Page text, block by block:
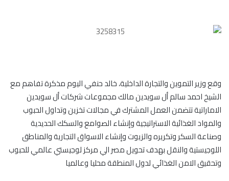
وقع وزير التموين والتجارة الداخلية، خالد حنفي اليوم مذكرة تفاهم مع
الشيخ احمد سالم أل سويدين مالك مجموعات شركات أل سويدين
الاماراتية تتضمن العمل المشترك في مجالات تخزين وتداول الحبوب
والمواد الغذائية الاستراتيجية وإنشاء الصوامع والسكك الحديدية
وصناعة السكر وتكريره والزيوت وإنشاء الاسواق التجارية والمناطق
اللوجيستية والنقل بهدف تحويل مصر الي مركز لوجيستي عالمي للحبوب
وتحقيق الامن الغذائي لدول المنطقة محليا وعالميا